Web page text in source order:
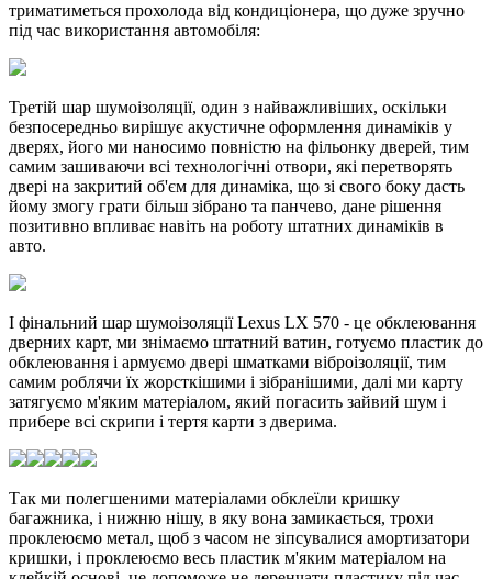
триматиметься прохолода від кондиціонера, що дуже зручно
під час використання автомобіля:
Третій шар шумоізоляції, один з найважливіших, оскільки
безпосередньо вирішує акустичне оформлення динаміків у
дверях, його ми наносимо повністю на фільонку дверей, тим
самим зашиваючи всі технологічні отвори, які перетворять
двері на закритий об'єм для динаміка, що зі свого боку дасть
йому змогу грати більш зібрано та панчево, дане рішення
позитивно впливає навіть на роботу штатних динаміків в
авто.
І фінальний шар шумоізоляції Lexus LX 570 - це обклеювання
дверних карт, ми знімаємо штатний ватин, готуємо пластик до
обклеювання і армуємо двері шматками віброізоляції, тим
самим роблячи їх жорсткішими і зібранішими, далі ми карту
затягуємо м'яким матеріалом, який погасить зайвий шум і
прибере всі скрипи і тертя карти з дверима.
Так ми полегшеними матеріалами обклеїли кришку
багажника, і нижню нішу, в яку вона замикається, трохи
проклеюємо метал, щоб з часом не зіпсувалися амортизатори
кришки, і проклеюємо весь пластик м'яким матеріалом на